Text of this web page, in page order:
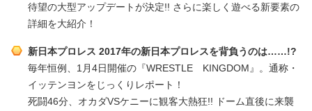
待望の大型アップデートが決定!! さらに楽しく遊べる新要素の
詳細を大紹介！
新日本プロレス 2017年の新日本プロレスを背負うのは……!?
毎年恒例、1月4日開催の『WRESTLE KINGDOM』。通称・
イッテンヨンをじっくりレポート！
死闘46分、オカダVSケニーに観客大熱狂!! ドーム直後に来襲